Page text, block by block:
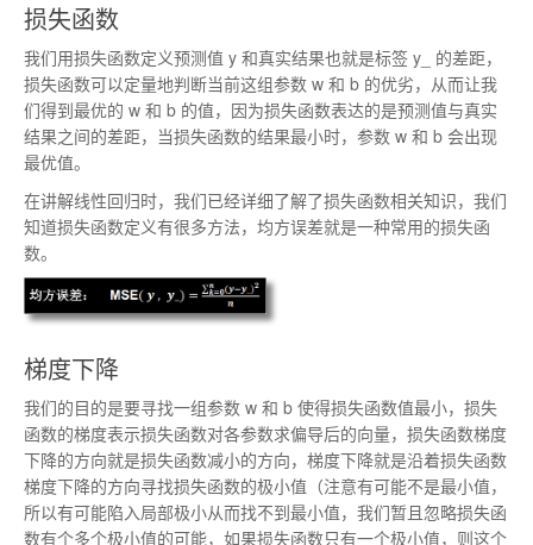
损失函数
我们用损失函数定义预测值 y 和真实结果也就是标签 y_ 的差距，
损失函数可以定量地判断当前这组参数 w 和 b 的优劣，从而让我
们得到最优的 w 和 b 的值，因为损失函数表达的是预测值与真实
结果之间的差距，当损失函数的结果最小时，参数 w 和 b 会出现
最优值。
在讲解线性回归时，我们已经详细了解了损失函数相关知识，我们
知道损失函数定义有很多方法，均方误差就是一种常用的损失函
数。
梯度下降
我们的目的是要寻找一组参数 w 和 b 使得损失函数值最小，损失
函数的梯度表示损失函数对各参数求偏导后的向量，损失函数梯度
下降的方向就是损失函数减小的方向，梯度下降就是沿着损失函数
梯度下降的方向寻找损失函数的极小值（注意有可能不是最小值，
所以有可能陷入局部极小从而找不到最小值，我们暂且忽略损失函
数有个多个极小值的可能，如果损失函数只有一个极小值，则这个